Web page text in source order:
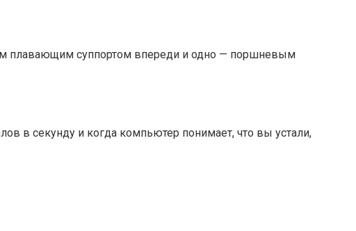
плавающим суппортом впереди и одно — поршневым
в секунду и когда компьютер понимает, что вы устали,